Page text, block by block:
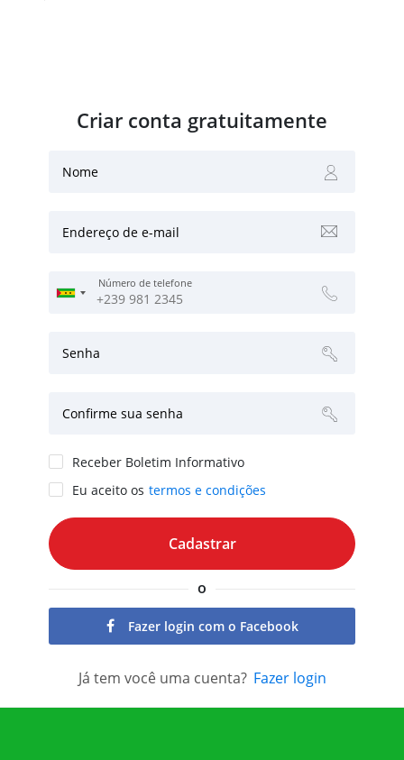
Criar conta gratuitamente
Nome
Endereço de e-mail
Número de telefone
Senha
Confirme sua senha
Receber Boletim Informativo
Eu aceito os termos e condições
o
Fazer login com o Facebook
Já tem você uma cuenta? Fazer login